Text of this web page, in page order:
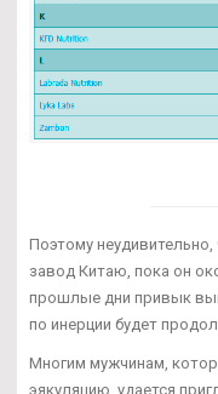
Поэтому
завод Китаю, пока он
прошлые дни привык
по инерции будет
Многим мужчинам,
эякуляцию, удается